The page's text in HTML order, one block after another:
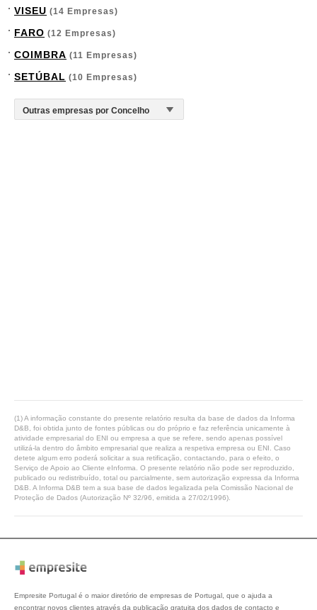
VISEU (14 Empresas)
FARO (12 Empresas)
COIMBRA (11 Empresas)
SETÚBAL (10 Empresas)
(1) A informação constante do presente relatório resulta da base de dados da Informa
D&B, foi obtida junto de fontes públicas ou do próprio e faz referência unicamente à
atividade empresarial do ENI ou empresa a que se refere, sendo apenas possível
utilizá-la dentro do âmbito empresarial que realiza a respetiva empresa ou ENI. Caso
detete algum erro poderá solicitar a sua retificação, contactando, para o efeito, o
Serviço de Apoio ao Cliente eInforma. O presente relatório não pode ser reproduzido,
publicado ou redistribuído, total ou parcialmente, sem autorização expressa da Informa
D&B. A Informa D&B tem a sua base de dados legalizada pela Comissão Nacional de
Proteção de Dados (Autorização Nº 32/96, emitida a 27/02/1996).
Empresite Portugal é o maior diretório de empresas de Portugal, que o ajuda a
encontrar novos clientes através da publicação gratuita dos dados de contacto e